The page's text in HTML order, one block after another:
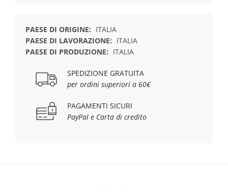
PAESE DI ORIGINE: ITALIA
PAESE DI LAVORAZIONE: ITALIA
PAESE DI PRODUZIONE: ITALIA
SPEDIZIONE GRATUITA
per ordini superiori a 60€
PAGAMENTI SICURI
PayPal e Carta di credito